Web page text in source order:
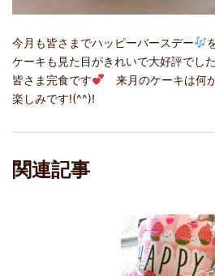
今月も皆さまでハッピーバースデー
ケーキも見た目がきれいで大好評でした
皆さま完食です
来月のケーキは何
楽しみです!(^^)!
関連記事